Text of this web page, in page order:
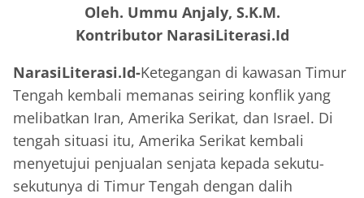
Oleh. Ummu Anjaly, S.K.M.
Kontributor NarasiLiterasi.Id
NarasiLiterasi.Id-Ketegangan di kawasan Timur
Tengah kembali memanas seiring konflik yang
melibatkan Iran, Amerika Serikat, dan Israel. Di
tengah situasi itu, Amerika Serikat kembali
menyetujui penjualan senjata kepada sekutu-
sekutunya di Timur Tengah dengan dalih